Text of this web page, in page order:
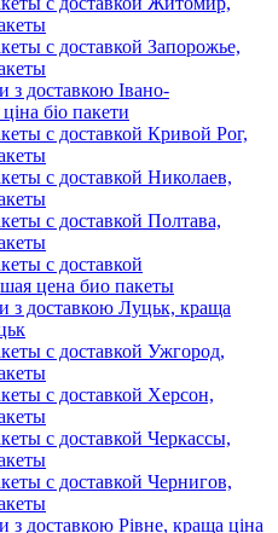
с доставкой Запорожье,
з доставкою Івано-
біо пакети
с доставкой Кривой Рог,
с доставкой Николаев,
с доставкой Полтава,
с доставкой
цена био пакеты
з доставкою Луцьк, краща
с доставкой Ужгород,
с доставкой Херсон,
с доставкой Черкассы,
с доставкой Чернигов,
з доставкою Рівне, краща ціна